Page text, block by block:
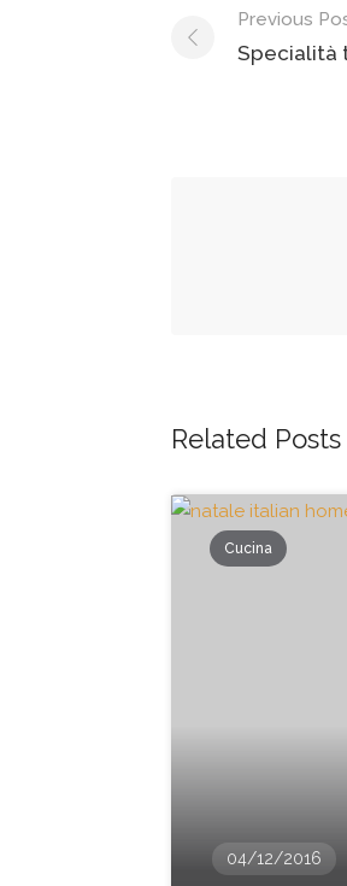
Post
navigation
Previous
Specialità
Related Posts
Cucina
04/12/2016